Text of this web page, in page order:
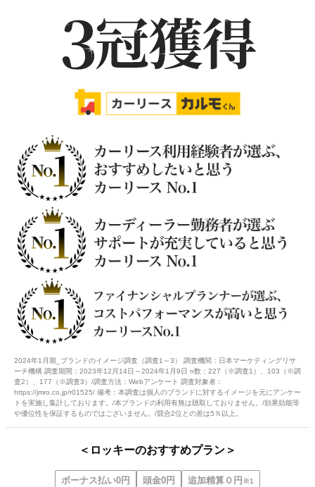
2024年1月期_ブランドのイメージ調査（調査1～3） 調査機関：日本マーケティングリサ
ーチ機構 調査期間：2023年12月14日～2024年1月9日 n数：227（※調査1）、103（※調
査2）、177（※調査3）/調査方法：Webアンケート 調査対象者：
https://jmro.co.jp/r01525/ 備考：本調査は個人のブランドに対するイメージを元にアンケー
トを実施し集計しております。/本ブランドの利用有無は聴取しておりません。/効果効能等
や優位性を保証するものではございません。/競合2位との差は5％以上。
＜ロッキーのおすすめプラン＞
ボーナス払い0円 頭金0円 追加精算０円 ※1